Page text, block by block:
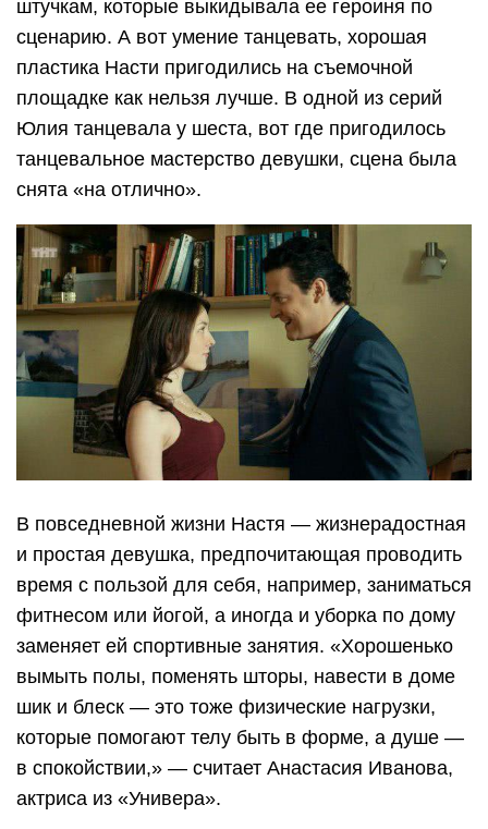
штучкам, которые выкидывала ее героиня по
сценарию. А вот умение танцевать, хорошая
пластика Насти пригодились на съемочной
площадке как нельзя лучше. В одной из серий
Юлия танцевала у шеста, вот где пригодилось
танцевальное мастерство девушки, сцена была
снята «на отлично».
В повседневной жизни Настя — жизнерадостная
и простая девушка, предпочитающая проводить
время с пользой для себя, например, заниматься
фитнесом или йогой, а иногда и уборка по дому
заменяет ей спортивные занятия. «Хорошенько
вымыть полы, поменять шторы, навести в доме
шик и блеск — это тоже физические нагрузки,
которые помогают телу быть в форме, а душе —
в спокойствии,» — считает Анастасия Иванова,
актриса из «Универа».